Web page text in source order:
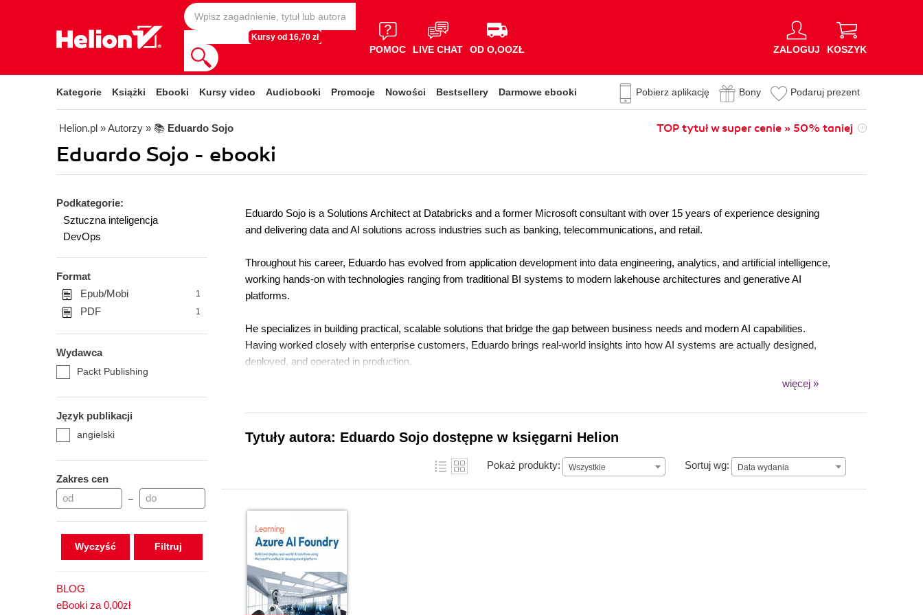
Kursy od 16,70 zł
POMOC LIVE CHAT OD O,OOZŁ ZALOGUJ KOSZYK
Kategorie Książki Ebooki Kursy video Audiobooki Promocje Nowości Bestsellery Darmowe ebooki Pobierz aplikację Bony Podaruj prezent
Helion.pl » Autorzy » 📚 Eduardo Sojo TOP tytuł w super cenie » 50% taniej
Eduardo Sojo - ebooki
Podkategorie:
Sztuczna inteligencja
DevOps
Format
Epub/Mobi
1
PDF 1
Wydawca
Packt Publishing
Język publikacji
angielski
Zakres cen
–
Wyczyść
BLOG
eBooki za 0,00zł
Eduardo Sojo is a Solutions Architect at Databricks and a former Microsoft consultant with over 15 years of experience designing
and delivering data and AI solutions across industries such as banking, telecommunications, and retail.
Throughout his career, Eduardo has evolved from application development into data engineering, analytics, and artificial intelligence,
working hands-on with technologies ranging from traditional BI systems to modern lakehouse architectures and generative AI
platforms.
He specializes in building practical, scalable solutions that bridge the gap between business needs and modern AI capabilities.
Having worked closely with enterprise customers, Eduardo brings real-world insights into how AI systems are actually designed,
deployed, and operated in production.
deliver real value.
więcej »
Tytuły autora: Eduardo Sojo dostępne w księgarni Helion
Pokaż produkty: Wszystkie Sortuj wg: Data wydania
Data wydania